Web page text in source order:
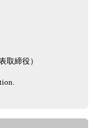
取締役）